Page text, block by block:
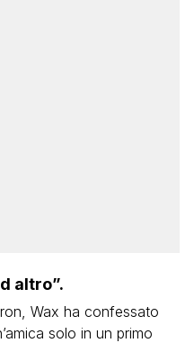
altro”.
Wax ha confessato
solo in un primo